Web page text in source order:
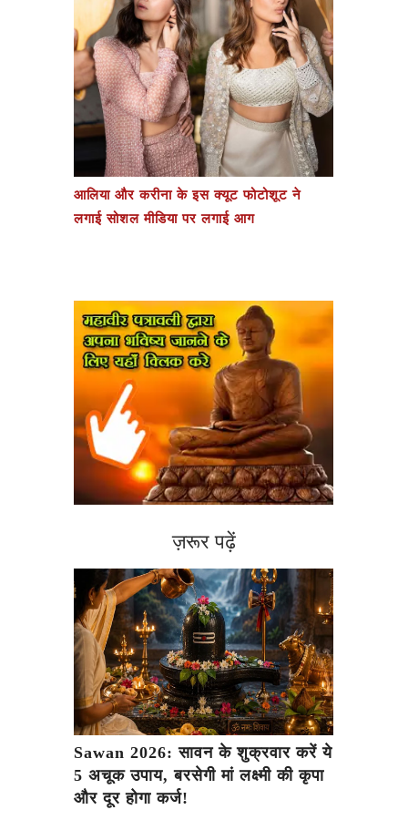
आलिया और करीना के इस क्यूट फोटोशूट ने
लगाई सोशल मीडिया पर लगाई आग
ज़रूर पढ़ें
Sawan 2026: सावन के शुक्रवार करें ये
5 अचूक उपाय, बरसेगी मां लक्ष्मी की कृपा
और दूर होगा कर्ज!